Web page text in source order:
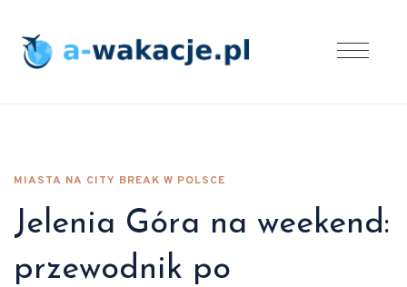
MIASTA NA CITY BREAK W POLSCE
Jelenia Góra na weekend:
przewodnik po